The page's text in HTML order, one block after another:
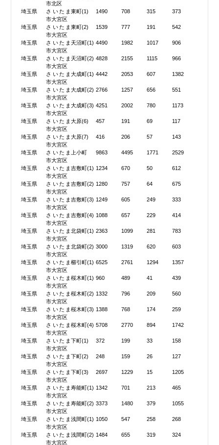
市北区
埼玉県
さいたま
市大宮区
東町(1) 1490 708 315 373
埼玉県
さいたま
市大宮区
東町(2) 1539 777 191 542
埼玉県
さいたま
市大宮区
天沼町(1) 4490 1982 1017 906
埼玉県
さいたま
市大宮区
天沼町(2) 4828 2155 1115 966
埼玉県
さいたま
市大宮区
大成町(1) 4442 2053 607 1382
埼玉県
さいたま
市大宮区
大成町(2) 2766 1257 656 551
埼玉県
さいたま
市大宮区
大成町(3) 4251 2002 780 1173
埼玉県
さいたま
市大宮区
大原(6) 457 191 69 117
埼玉県
さいたま
市大宮区
大原(7) 416 206 57 143
埼玉県
さいたま
市大宮区
上小町 9863 4495 1771 2529
埼玉県
さいたま
市大宮区
吉敷町(1) 1234 670 50 612
埼玉県
さいたま
市大宮区
吉敷町(2) 1280 757 64 675
埼玉県
さいたま
市大宮区
吉敷町(3) 1249 605 249 333
埼玉県
さいたま
市大宮区
吉敷町(4) 1088 657 229 414
埼玉県
さいたま
市大宮区
北袋町(1) 2363 1099 281 783
埼玉県
さいたま
市大宮区
北袋町(2) 3000 1319 620 603
埼玉県
さいたま
市大宮区
櫛引町(1) 6525 2761 1294 1357
埼玉県
さいたま
市大宮区
桜木町(1) 960 489 41 439
埼玉県
さいたま
市大宮区
桜木町(2) 1332 796 209 560
埼玉県
さいたま
市大宮区
桜木町(3) 1388 768 174 259
埼玉県
さいたま
市大宮区
桜木町(4) 5708 2770 894 1742
埼玉県
さいたま
市大宮区
下町(1) 372 199 33 158
埼玉県
さいたま
市大宮区
下町(2) 248 159 26 127
埼玉県
さいたま
市大宮区
下町(3) 2697 1229 15 1205
埼玉県
さいたま
市大宮区
寿能町(1) 1342 701 213 465
埼玉県
さいたま
市大宮区
寿能町(2) 3373 1480 379 1055
埼玉県
さいたま
市大宮区
浅間町(1) 1050 547 258 268
埼玉県
さいたま
市大宮区
浅間町(2) 1484 655 319 324